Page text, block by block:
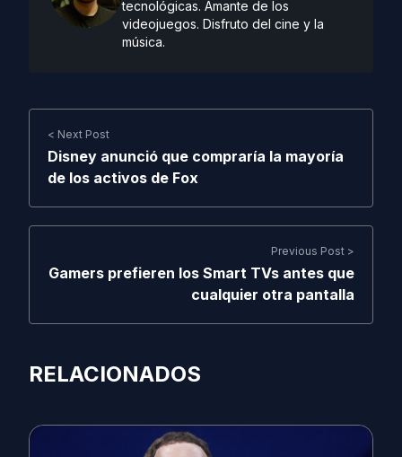
tecnológicas. Amante de los
videojuegos. Disfruto del cine y la
música.
< Next Post
Disney anunció que compraría la mayoría
de los activos de Fox
Previous Post >
Gamers prefieren los Smart TVs antes que
cualquier otra pantalla
RELACIONADOS